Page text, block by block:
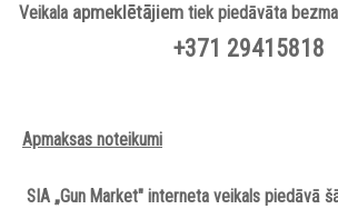
Veikala apmeklētājiemtiek piedāvāta
+371 29415818
Apmaksas noteikumi
SIA „Gun Market" interneta veikals piedāvā